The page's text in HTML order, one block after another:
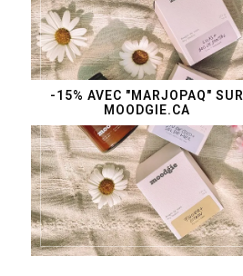
-15% AVEC "MARJOPAQ" SUR
MOODGIE.CA